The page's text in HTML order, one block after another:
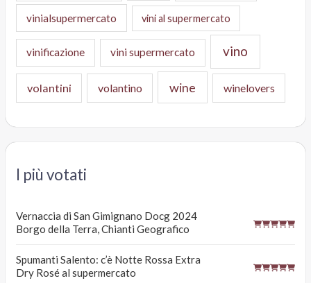
vinialsupermercato vini al supermercato
vinificazione vini supermercato vino
volantini volantino wine winelovers
I più votati
Vernaccia di San Gimignano Docg 2024
Borgo della Terra, Chianti Geografico
Spumanti Salento: c’è Notte Rossa Extra
Dry Rosé al supermercato